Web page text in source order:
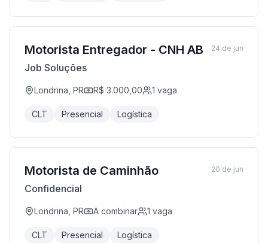
Motorista Entregador - CNH AB
Job Soluções
Londrina, PR R$ 3.000,00 1 vaga
CLT Presencial Logística
24 de jun
Motorista de Caminhão
Confidencial
Londrina, PR A combinar 1 vaga
CLT Presencial Logística
20 de jun